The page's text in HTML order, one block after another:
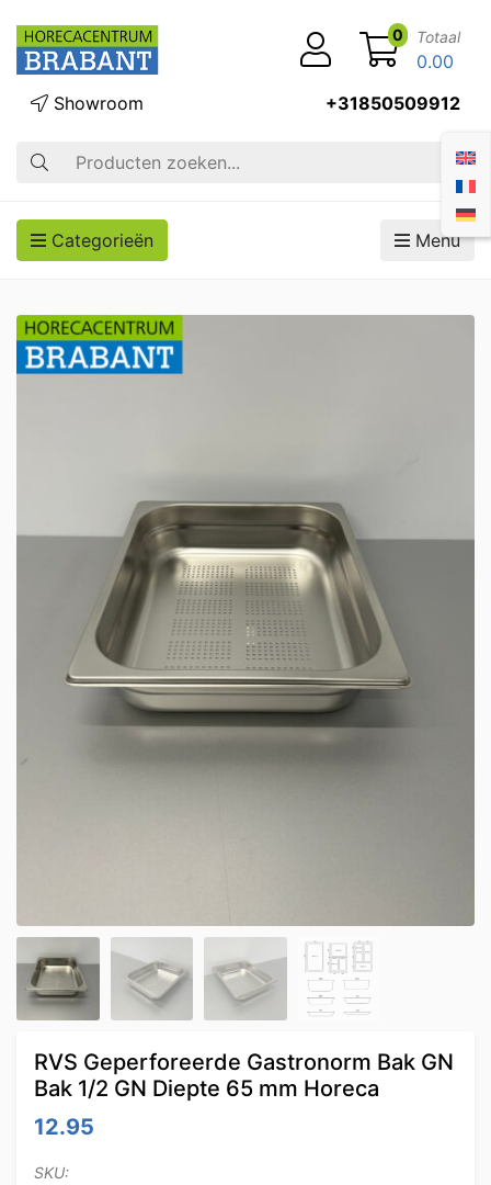
Zoek op
Showroom +31850509912
0 Totaal
0.00
Categorieën Menu
RVS Geperforeerde Gastronorm Bak GN
Bak 1/2 GN Diepte 65 mm Horeca
12.95
SKU: